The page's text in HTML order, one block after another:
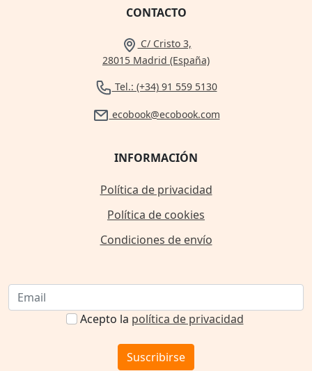
CONTACTO
C/ Cristo 3,
28015 Madrid (España)
Tel.: (+34) 91 559 5130
ecobook@ecobook.com
INFORMACIÓN
Política de privacidad
Política de cookies
Condiciones de envío
Acepto la política de privacidad
Suscribirse